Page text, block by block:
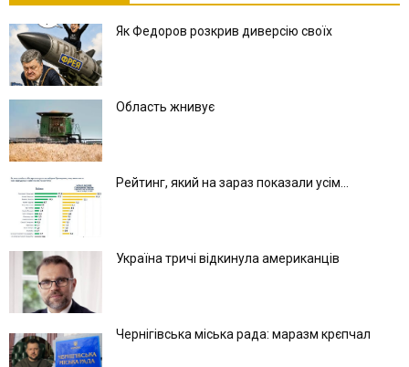
Як Федоров розкрив диверсію своїх
Область жнивує
Рейтинг, який на зараз показали усім...
Україна тричі відкинула американців
Чернігівська міська рада: маразм крєпчал